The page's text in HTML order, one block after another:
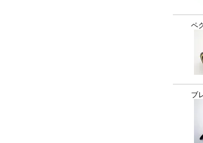
ペ
ブ